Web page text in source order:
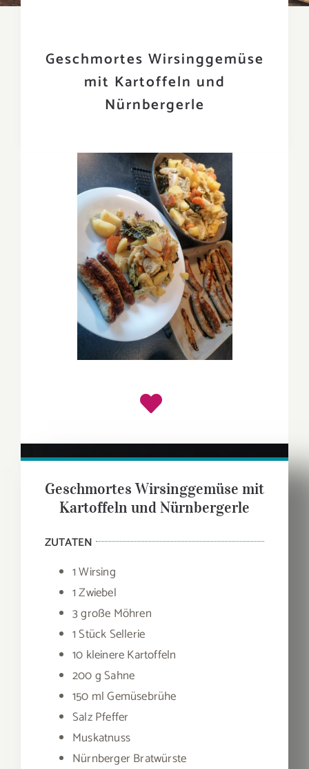
Geschmortes Wirsinggemüse
mit Kartoffeln und
Nürnbergerle
Geschmortes Wirsinggemüse mit
Kartoffeln und Nürnbergerle
ZUTATEN
1 Wirsing
1 Zwiebel
3 große Möhren
1 Stück Sellerie
10 kleinere Kartoffeln
200 g Sahne
150 ml Gemüsebrühe
Salz Pfeffer
Muskatnuss
Nürnberger Bratwürste